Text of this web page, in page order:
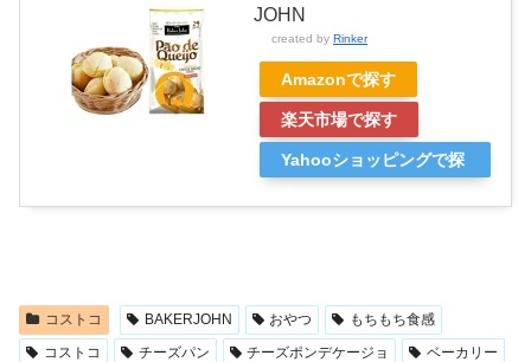
JOHN
created by Rinker
Amazonで探す
楽天市場で探す
Yahooショッピングで探
コストコ BAKERJOHN おやつ
もちもち食感
コストコ
チーズパン チーズポンデケージョ
ベーカリー